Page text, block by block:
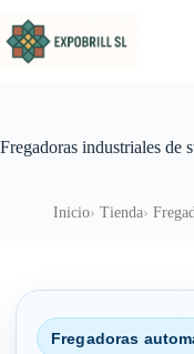
Fregadoras industriales de
Inicio Tienda
Fregadoras